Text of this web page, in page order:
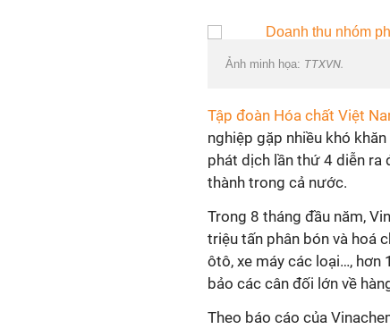
Ảnh minh họa: TTXVN.
Tập đoàn Hóa chất Việt
nghiệp gặp nhiều khó
phát dịch lần thứ 4 diễn ra
thành trong cả nước.
Trong 8 tháng đầu năm,
triệu tấn phân bón và hoá
ôtô, xe máy các loại…, hơn
bảo các cân đối lớn về
Theo báo cáo của